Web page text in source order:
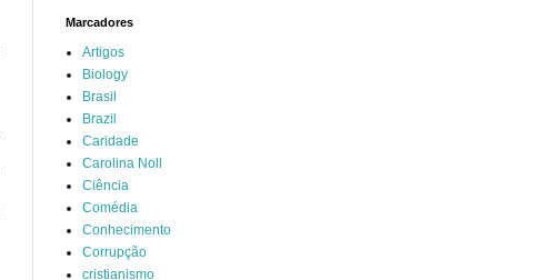
Marcadores
Artigos
Biology
Brasil
Brazil
Caridade
Carolina Noll
Ciência
Comédia
Conhecimento
Corrupção
cristianismo